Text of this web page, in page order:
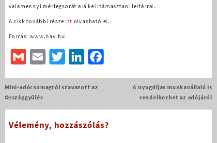
valamennyi mérlegsorát alá kell támasztani leltárral.
A cikk további része itt olvasható el.
Forrás: www.nav.hu
GmailEmailTwitterLinkedIn
Facebook
Bejegyzés
navigáció
Mini-adócsomagról szavazott az
Országgyűlés
A nyugdíjas munkavállaló is
rendelkezhet az adójáról
Vélemény, hozzászólás?